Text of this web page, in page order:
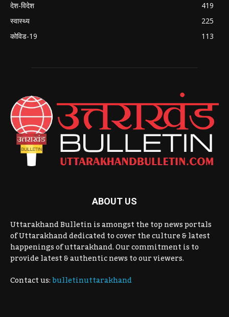
देश-विदेश
419
स्वास्थ्य
225
कोविड-19
113
ABOUT US
Uttarakhand Bulletin is amongst the top news portals
of Uttarakhand dedicated to cover the culture & latest
happenings of uttarakhand. Our commitment is to
provide latest & authentic news to our viewers.
Contact us:bulletinuttarakhand